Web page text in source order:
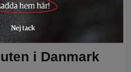
misstag av en dansk jägare. Foto: Lars-
i Danmark